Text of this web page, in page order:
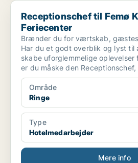
Receptionschef til Femø Kro &
Receptionschef til Femø
Feriecenter
Brænder du for værtskab,
Har du et godt overblik og lyst
skabe uforglemmelige
er du måske den Receptionschef,
Område
Ringe
Type
Hotelmedarbejder
Mere info